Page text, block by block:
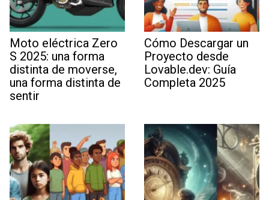
Moto eléctrica Zero
S 2025: una forma
distinta de moverse,
una forma distinta de
sentir
Cómo Descargar un
Proyecto desde
Lovable.dev: Guía
Completa 2025